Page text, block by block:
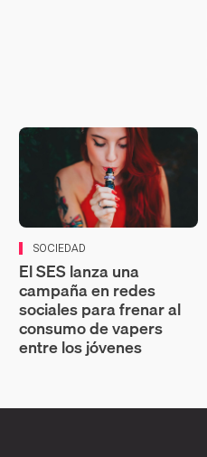
SOCIEDAD
El SES lanza una
campaña en redes
sociales para frenar al
consumo de vapers
entre los jóvenes